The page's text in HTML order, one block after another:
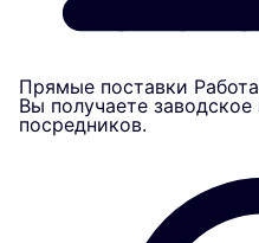
Прямые поставки
Вы получаете заводское
посредников.